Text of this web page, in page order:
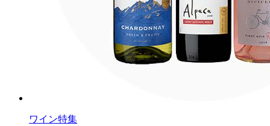
ワイン特集